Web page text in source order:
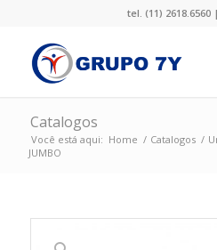
tel. (11) 2618.6560 |
Catalogos
Você está aqui: Home / Catalogos /
JUMBO